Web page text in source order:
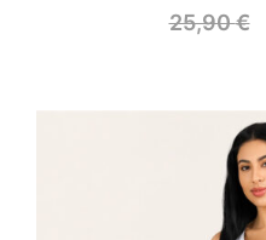
25,90€